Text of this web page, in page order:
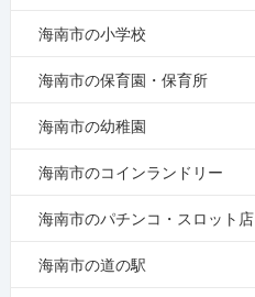
海南市の小学校
海南市の保育園・保育所
海南市の幼稚園
海南市のコインランドリー
海南市のパチンコ・スロット店
海南市の道の駅